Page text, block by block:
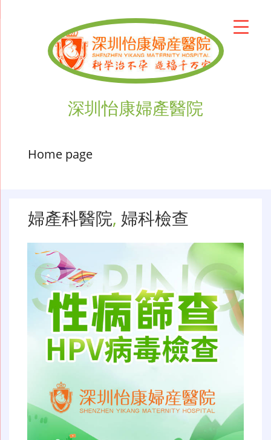
深圳怡康婦產醫院
Home page
婦產科醫院, 婦科檢查